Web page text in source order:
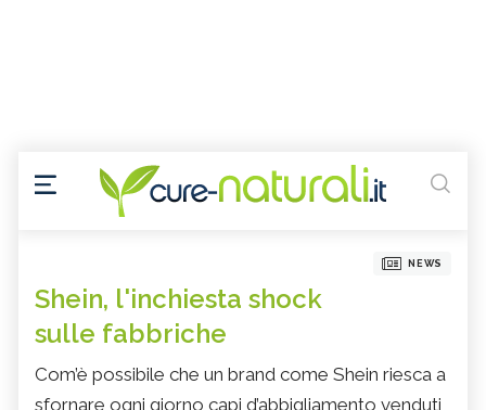
NEWS
Shein, l'inchiesta shock
sulle fabbriche
Com’è possibile che un brand come Shein riesca a
sfornare ogni giorno capi d’abbigliamento venduti